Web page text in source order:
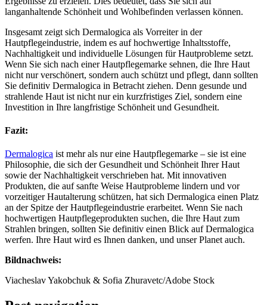
langanhaltende Schönheit und Wohlbefinden verlassen können.
Insgesamt zeigt sich Dermalogica als Vorreiter in der
Hautpflegeindustrie, indem es auf hochwertige Inhaltsstoffe,
Nachhaltigkeit und individuelle Lösungen für Hautprobleme setzt.
Wenn Sie sich nach einer Hautpflegemarke sehnen, die Ihre Haut
nicht nur verschönert, sondern auch schützt und pflegt, dann sollten
Sie definitiv Dermalogica in Betracht ziehen. Denn gesunde und
strahlende Haut ist nicht nur ein kurzfristiges Ziel, sondern eine
Investition in Ihre langfristige Schönheit und Gesundheit.
Fazit:
Dermalogica ist mehr als nur eine Hautpflegemarke – sie ist eine
Philosophie, die sich der Gesundheit und Schönheit Ihrer Haut
sowie der Nachhaltigkeit verschrieben hat. Mit innovativen
Produkten, die auf sanfte Weise Hautprobleme lindern und vor
vorzeitiger Hautalterung schützen, hat sich Dermalogica einen Platz
an der Spitze der Hautpflegeindustrie erarbeitet. Wenn Sie nach
hochwertigen Hautpflegeprodukten suchen, die Ihre Haut zum
Strahlen bringen, sollten Sie definitiv einen Blick auf Dermalogica
werfen. Ihre Haut wird es Ihnen danken, und unser Planet auch.
Bildnachweis:
Viacheslav Yakobchuk & Sofia Zhuravetc/Adobe Stock